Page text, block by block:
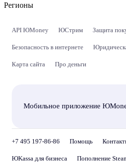
Регионы
API ЮMoney ЮСтрим Защита
Безопасность в интернете
Карта сайта Про деньги
Мобильное приложение
+7 495 197-86-86 Помощь
ЮKassa для бизнеса Пополнение